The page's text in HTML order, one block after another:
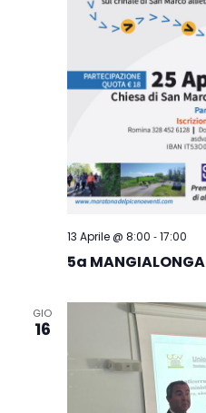
13 Aprile @ 8:00 -17:00
5a MANGIALONGA
GIO
16